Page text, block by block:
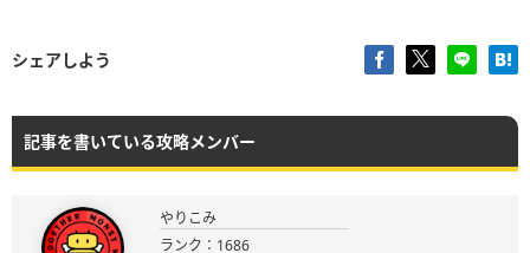
シェアしよう
記事を書いている攻略メンバー
やりこみ
ランク：1686